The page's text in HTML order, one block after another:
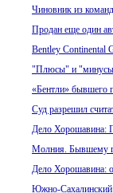
Чиновник из
Продан еще один
Bentley Continental
"Плюсы" и "минусы"
«Бентли» бывшего
Суд разрешил
Дело Хорошавина:
Молния. Бывшему
Дело Хорошавина:
Южно-Сахалинский